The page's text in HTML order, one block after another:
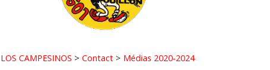
LOS CAMPESINOS > Contact > Médias 2020-2024